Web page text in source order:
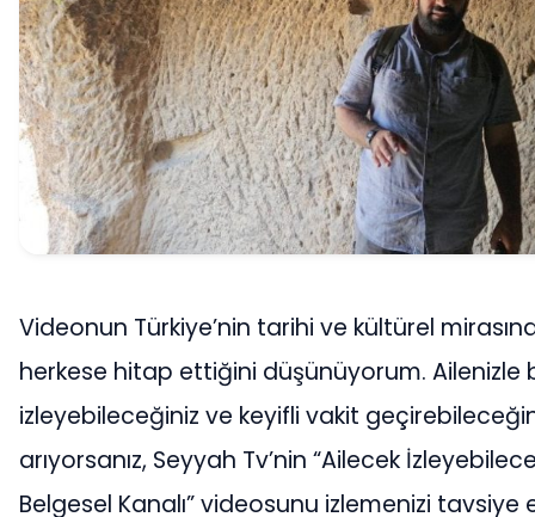
Videonun Türkiye’nin tarihi ve kültürel
herkese hitap ettiğini düşünüyorum. Ailenizle
izleyebileceğiniz ve keyifli vakit
arıyorsanız, Seyyah Tv’nin “Ailecek
Belgesel Kanalı” videosunu izlemenizi tavsiye